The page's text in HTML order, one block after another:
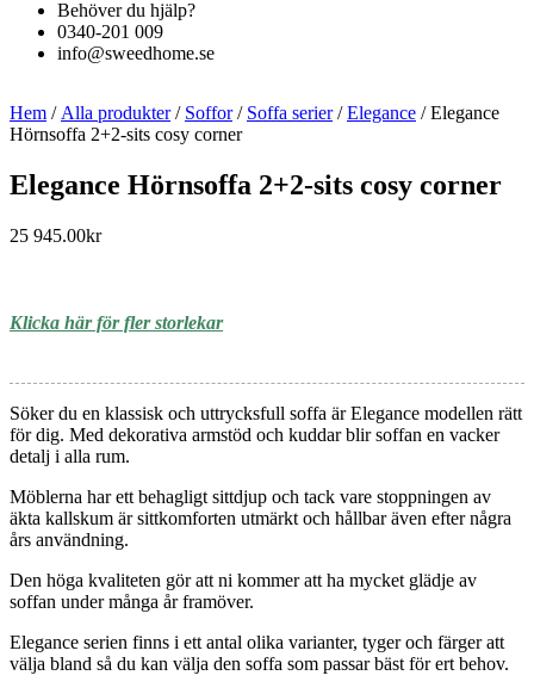
Behöver du hjälp?
0340-201 009
info@sweedhome.se
Hem / Alla produkter/ Soffor/ Soffa serier/Elegance / Elegance
Hörnsoffa 2+2-sits cosy corner
Elegance Hörnsoffa 2+2-sits cosy corner
25 945.00kr
Klicka här för fler storlekar
Söker du en klassisk och uttrycksfull soffa är Elegance modellen rätt
för dig. Med dekorativa armstöd och kuddar blir soffan en vacker
detalj i alla rum.
Möblerna har ett behagligt sittdjup och tack vare stoppningen av
äkta kallskum är sittkomforten utmärkt och hållbar även efter några
års användning.
Den höga kvaliteten gör att ni kommer att ha mycket glädje av
soffan under många år framöver.
Elegance serien finns i ett antal olika varianter, tyger och färger att
välja bland så du kan välja den soffa som passar bäst för ert behov.